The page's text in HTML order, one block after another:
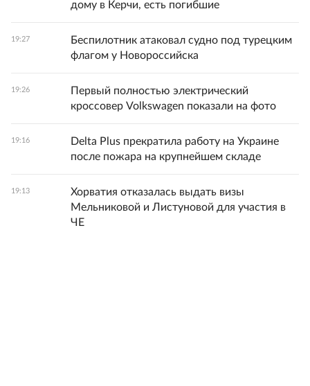
дому в Керчи, есть погибшие
19:27
Беспилотник атаковал судно под турецким
флагом у Новороссийска
19:26
Первый полностью электрический
кроссовер Volkswagen показали на фото
19:16
Delta Plus прекратила работу на Украине
после пожара на крупнейшем складе
19:13
Хорватия отказалась выдать визы
Мельниковой и Листуновой для участия в
ЧЕ